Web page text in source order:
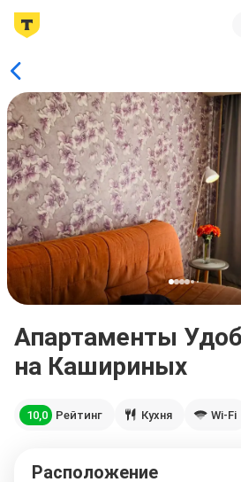
Апартаменты
на Кашириных
10,0 Рейтинг Кухня Wi-Fi
Расположение